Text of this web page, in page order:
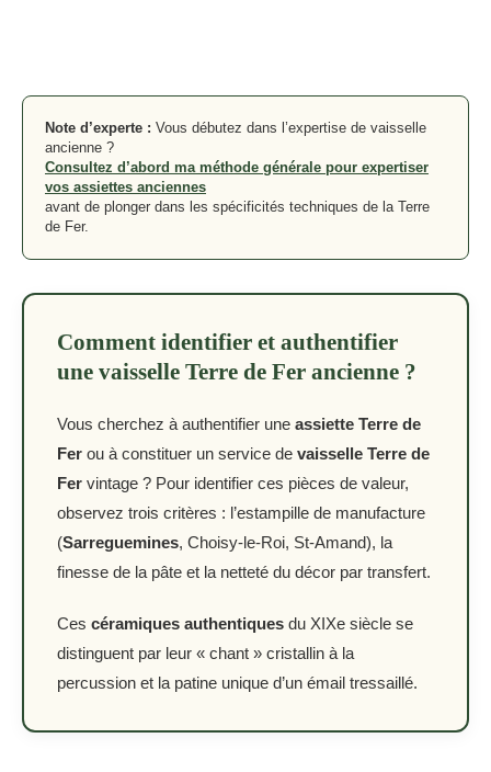
Note d’experte : Vous débutez dans l’expertise de vaisselle
ancienne ?
Consultez d’abord ma méthode générale pour expertiser
vos assiettes anciennes
avant de plonger dans les spécificités techniques de la Terre
de Fer.
Comment identifier et authentifier
une vaisselle Terre de Fer ancienne ?
Vous cherchez à authentifier une assiette Terre de
Fer ou à constituer un service de vaisselle Terre de
Fer vintage ? Pour identifier ces pièces de valeur,
observez trois critères : l’estampille de manufacture
(Sarreguemines, Choisy-le-Roi, St-Amand), la
finesse de la pâte et la netteté du décor par transfert.
Ces céramiques authentiques du XIXe siècle se
distinguent par leur « chant » cristallin à la
percussion et la patine unique d’un émail tressaillé.